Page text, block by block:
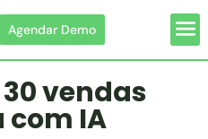
Agendar Demo
vendas
com IA